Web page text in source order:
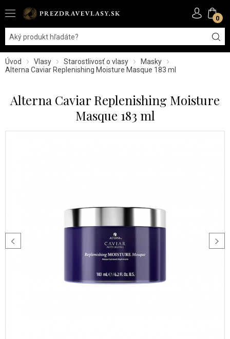
0
Úvod Vlasy Starostlivosť o vlasy
Masky
Alterna Caviar Replenishing Moisture Masque 183 ml
Alterna Caviar Replenishing Moisture
Masque 183 ml